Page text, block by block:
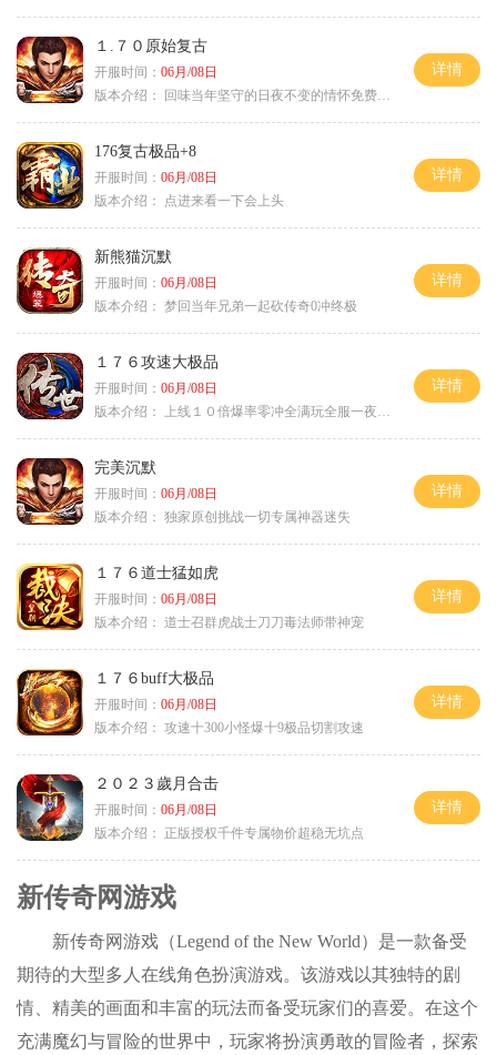
１.７０原始复古
开服时间： 06月/08日
版本介绍：
回味当年坚守的日夜不变的情怀免费绿色
详情
176复古极品+8
开服时间： 06月/08日
版本介绍：
点进来看一下会上头
详情
新熊猫沉默
开服时间： 06月/08日
版本介绍： 梦回当年兄弟一起砍传奇0冲终极
详情
１７６攻速大极品
开服时间： 06月/08日
版本介绍：
上线１０倍爆率零冲全满玩全服一夜终极
详情
完美沉默
开服时间： 06月/08日
版本介绍： 独家原创挑战一切专属神器迷失
详情
１７６道士猛如虎
开服时间： 06月/08日
版本介绍： 道士召群虎战士刀刀毒法师带神宠
详情
１７６buff大极品
开服时间： 06月/08日
版本介绍： 攻速十300小怪爆十9极品切割攻速
详情
２０２３歲月合击
开服时间： 06月/08日
版本介绍：
正版授权千件专属物价超稳无坑点
详情
新传奇网游戏
新传奇网游戏（Legend of the New World）是一款备受
期待的大型多人在线角色扮演游戏。该游戏以其独特的剧
情、精美的画面和丰富的玩法而备受玩家们的喜爱。在这个
充满魔幻与冒险的世界中，玩家将扮演勇敢的冒险者，探索